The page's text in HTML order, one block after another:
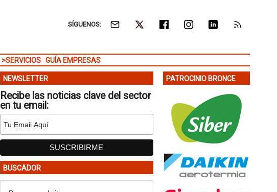
SÍGUENOS:
>SERVICIOS GUÍA EMPRESAS
NEWSLETTER
Recibe las noticias clave del sector
en tu email:
BUSCADOR
PATROCINIO BRONCE